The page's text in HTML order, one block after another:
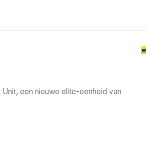
een nieuwe elite-eenheid van